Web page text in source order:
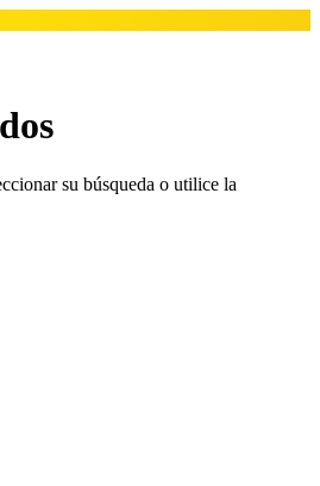
su búsqueda o utilice la